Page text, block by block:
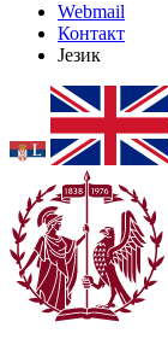
Webmail
Контакт
Језик